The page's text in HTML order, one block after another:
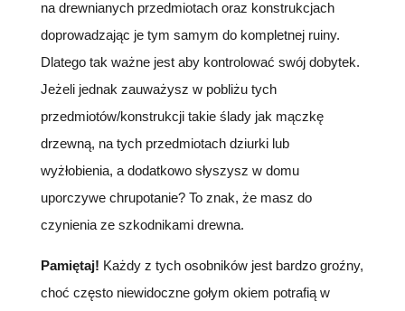
na drewnianych przedmiotach oraz konstrukcjach
doprowadzając je tym samym do kompletnej ruiny.
Dlatego tak ważne jest aby kontrolować swój dobytek.
Jeżeli jednak zauważysz w pobliżu tych
przedmiotów/konstrukcji takie ślady jak mączkę
drzewną, na tych przedmiotach dziurki lub
wyżłobienia, a dodatkowo słyszysz w domu
uporczywe chrupotanie? To znak, że masz do
czynienia ze szkodnikami drewna.
Pamiętaj! Każdy z tych osobników jest bardzo groźny,
choć często niewidoczne gołym okiem potrafią w